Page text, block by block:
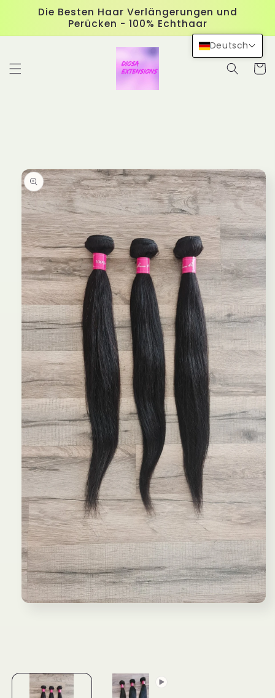
zumDie Besten Haar Verlängerungen und
Perücken - 100% Echthaar
Deutsch